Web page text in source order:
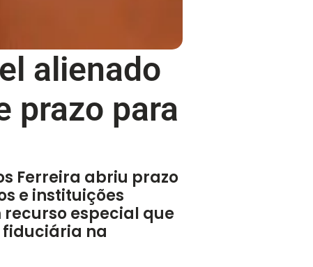
alienado
prazo para
Ferreira abriu prazo
e instituições
especial que
fiduciária na